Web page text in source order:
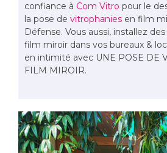
confiance à Com Vitro pour le
la pose de vitrophanies en film
Défense. Vous aussi, installez
film miroir dans vos bureaux &
en intimité avec UNE POSE DE
FILM MIROIR.